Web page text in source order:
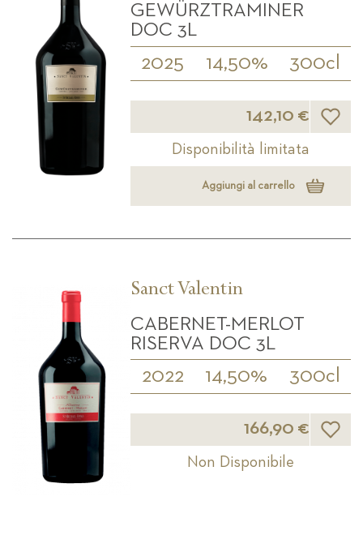
GEWÜRZTRAMINER
DOC 3L
2025 14,50% 300cl
142,10 €
Disponibilità limitata
Aggiungi al carrello
Sanct Valentin
CABERNET-MERLOT
RISERVA DOC 3L
2022 14,50% 300cl
166,90 € Lista
Non Disponibile